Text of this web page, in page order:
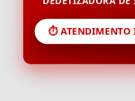
⏱️ ATENDIMENTO